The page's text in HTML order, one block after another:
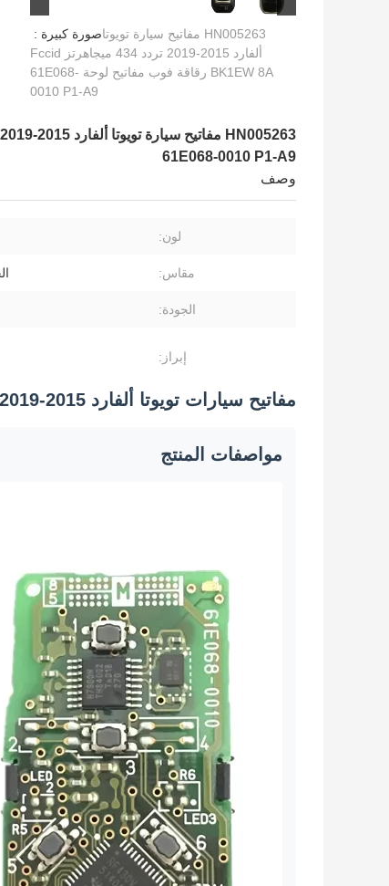
صورة كبيرة :HN005263 مفاتيح سيارة تويوتا
ألفارد 2015-2019 تردد 434 ميجاهرتز Fccid
BK1EW 8A رقاقة فوب مفاتيح لوحة 61E068-
0010 P1-A9
61E068-0010 P1-A9
وصف
لون:
مقاس:
الجودة:
إبراز:
مفاتيح سيارات تويوتا ألفارد 2015-2019
مواصفات المنتج